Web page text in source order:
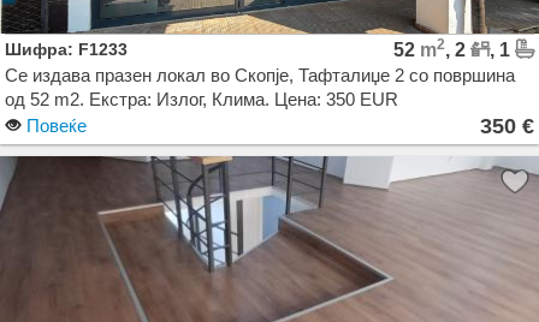
Шифра: F1233 52 m2, 2
, 1
Се издава празен локал во Скопје, Тафталиџе 2 со површина
од 52 m2. Екстра: Излог, Клима. Цена: 350 EUR
Повеќе
350 €